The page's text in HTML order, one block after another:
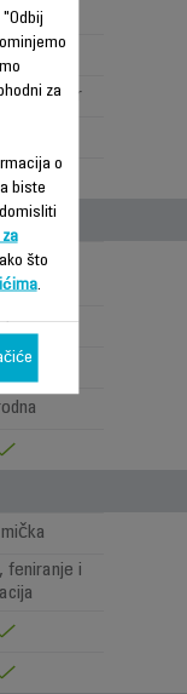
240 V
+ silver
W
2
2
feniranje i
za
o
biste
što
.